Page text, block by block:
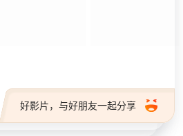
好影片，与好朋友一起分享